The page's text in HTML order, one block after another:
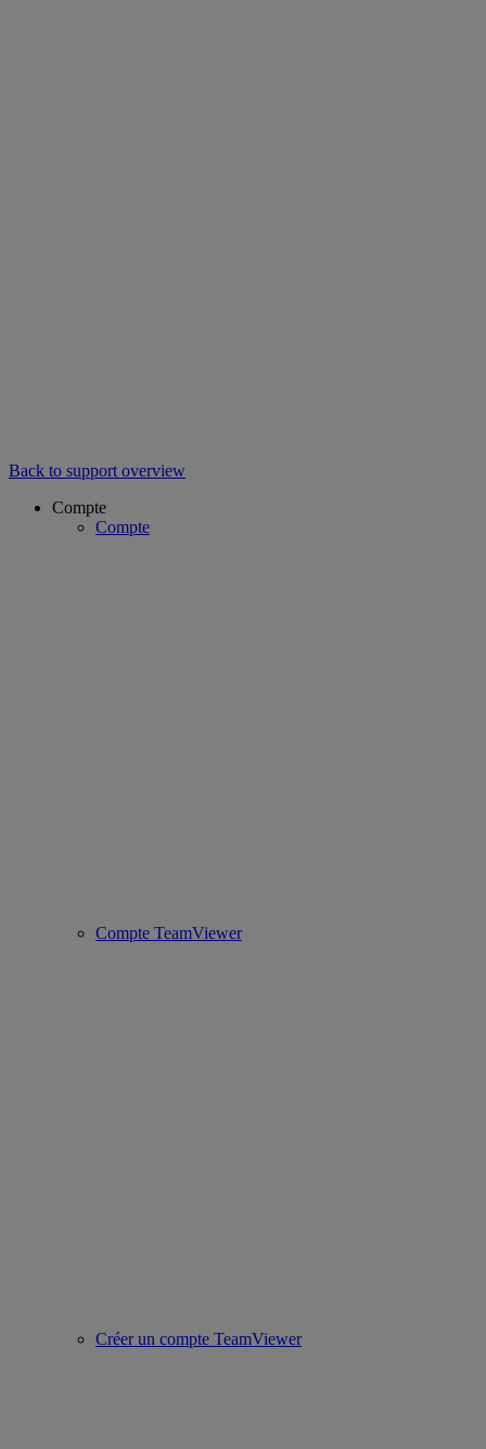
Back to support overview
Compte
Compte
Compte TeamViewer
Créer un compte TeamViewer